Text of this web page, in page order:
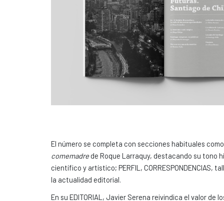
El número se completa con secciones habituales
comemadre de Roque Larraquy, destacando su tono
científico y artístico; PERFIL,
la actualidad editorial.
En su EDITORIAL, Javier Serena reivindica el valor